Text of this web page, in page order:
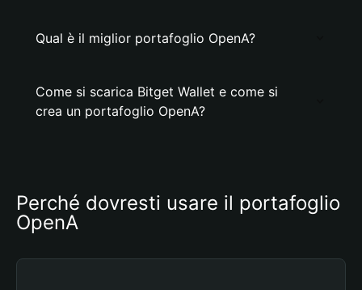
Qual è il miglior portafoglio OpenA?
Come si scarica Bitget Wallet e come si
crea un portafoglio OpenA?
Perché dovresti usare il portafoglio
OpenA